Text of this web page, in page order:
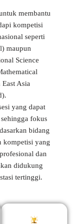
membantu
kompetisi
seperti
maupun
Science
Asia
yang dapat
fokus
bidang
kompetisi yang
dan
didukung
tertinggi.